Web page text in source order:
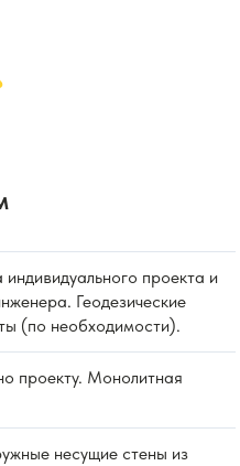
индивидуального проекта и
Геодезические
(по необходимости).
проекту. Монолитная
несущие стены из